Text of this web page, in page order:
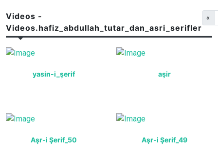
Videos -
Videos.hafiz_abdullah_tutar_dan_asri_serifler
«
yasin-i_şerif aşir
Aşr-i Şerif_50 Aşr-i Şerif_49